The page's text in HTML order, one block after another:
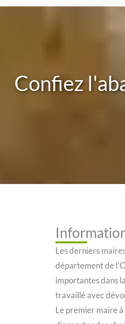
Confiez
Les derniers
département de
importantes dans
travaillé avec
Le premier maire